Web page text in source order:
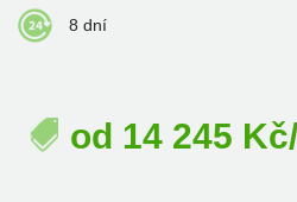
8 dní
od 14 245